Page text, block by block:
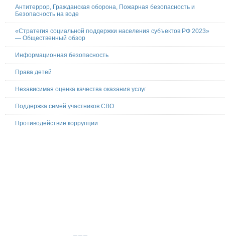
Антитеррор, Гражданская оборона, Пожарная безопасность и
Безопасность на воде
«Стратегия социальной поддержки населения субъектов РФ 2023»
— Общественный обзор
Информационная безопасность
Права детей
Независимая оценка качества оказания услуг
Поддержка семей участников СВО
Противодействие коррупции